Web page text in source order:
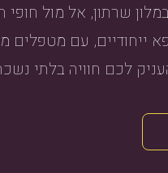
שרתון, אל מול
ייחודיים, עם מטפלים
לכם חוויה בלתי